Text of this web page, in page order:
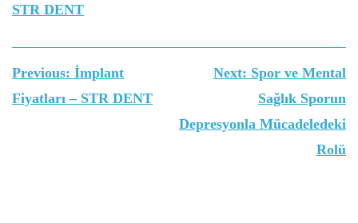
STR DENT
Yazı
gezinmesi
Previous: İmplant
Fiyatları – STR DENT
Next: Spor ve Mental
Sağlık Sporun
Depresyonla Mücadeledeki
Rolü